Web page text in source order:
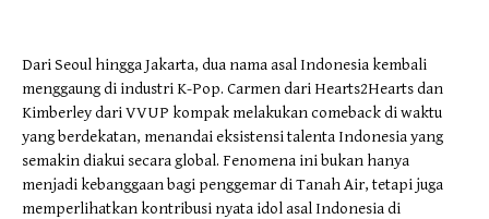
Dari Seoul hingga Jakarta, dua nama asal Indonesia kembali
menggaung di industri K-Pop. Carmen dari Hearts2Hearts dan
Kimberley dari VVUP kompak melakukan comeback di waktu
yang berdekatan, menandai eksistensi talenta Indonesia yang
semakin diakui secara global. Fenomena ini bukan hanya
menjadi kebanggaan bagi penggemar di Tanah Air, tetapi juga
memperlihatkan kontribusi nyata idol asal Indonesia di